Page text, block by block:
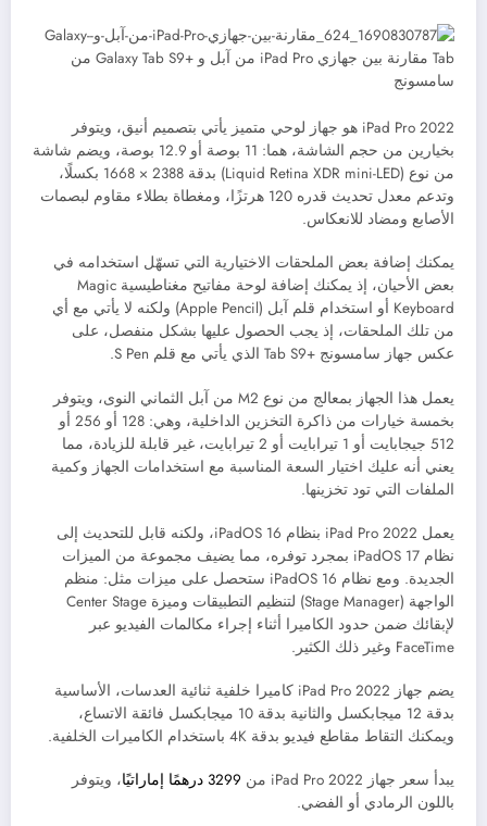
iPad Pro 2022 هو جهاز لوحي متميز يأتي بتصميم أنيق، ويتوفر
بخيارين من حجم الشاشة، هما: 11 بوصة أو 12.9 بوصة، ويضم شاشة
من نوع (Liquid Retina XDR mini-LED) بدقة 2388 × 1668 بكسلًا،
وتدعم معدل تحديث قدره 120 هرتزًا، ومغطاة بطلاء مقاوم لبصمات
الأصابع ومضاد للانعكاس.
يمكنك إضافة بعض الملحقات الاختيارية التي تسهّل استخدامه في
بعض الأحيان، إذ يمكنك إضافة لوحة مفاتيح مغناطيسية Magic
Keyboard أو استخدام قلم آبل (Apple Pencil) ولكنه لا يأتي مع أي
من تلك الملحقات، إذ يجب الحصول عليها بشكل منفصل، على
عكس جهاز سامسونج +Tab S9 الذي يأتي مع قلم S Pen.
يعمل هذا الجهاز بمعالج من نوع M2 من آبل الثماني النوى، ويتوفر
بخمسة خيارات من ذاكرة التخزين الداخلية، وهي: 128 أو 256 أو
512 جيجابايت أو 1 تيرابايت أو 2 تيرابايت، غير قابلة للزيادة، مما
يعني أنه عليك اختيار السعة المناسبة مع استخدامات الجهاز وكمية
الملفات التي تود تخزينها.
يعمل iPad Pro 2022 بنظام iPadOS 16، ولكنه قابل للتحديث إلى
نظام iPadOS 17 بمجرد توفره، مما يضيف مجموعة من الميزات
الجديدة. ومع نظام iPadOS 16 ستحصل على ميزات مثل: منظم
الواجهة (Stage Manager) لتنظيم التطبيقات وميزة Center Stage
لإبقائك ضمن حدود الكاميرا أثناء إجراء مكالمات الفيديو عبر
FaceTime وغير ذلك الكثير.
يضم جهاز iPad Pro 2022 كاميرا خلفية ثنائية العدسات، الأساسية
بدقة 12 ميجابكسل والثانية بدقة 10 ميجابكسل فائقة الاتساع،
ويمكنك التقاط مقاطع فيديو بدقة 4K باستخدام الكاميرات الخلفية.
يبدأ سعر جهاز iPad Pro 2022 من 3299 درهمًا إماراتيًا
، ويتوفر
باللون الرمادي أو الفضي.